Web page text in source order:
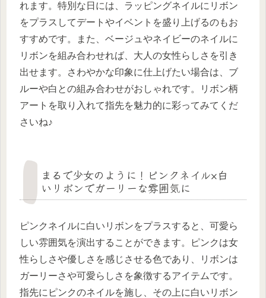
れます。特別な日には、ラッピングネイルにリボン
をプラスしてデートやイベントを盛り上げるのもお
すすめです。また、ベージュやネイビーのネイルに
リボンを組み合わせれば、大人の女性らしさを引き
出せます。さわやかな印象に仕上げたい場合は、ブ
ルーや白との組み合わせがおしゃれです。リボン柄
アートを取り入れて指先を魅力的に彩ってみてくだ
さいね♪
まるで少女のように！ピンクネイル×白
いリボンでガーリーな雰囲気に
ピンクネイルに白いリボンをプラスすると、可愛ら
しい雰囲気を演出することができます。ピンクは女
性らしさや優しさを感じさせる色であり、リボンは
ガーリーさや可愛らしさを象徴するアイテムです。
指先にピンクのネイルを施し、その上に白いリボン